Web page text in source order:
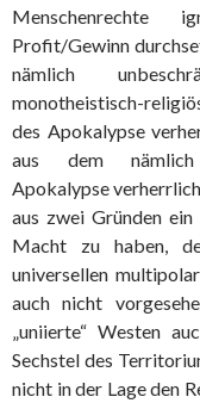
Menschenrechte
Profit/Gewinn
nämlich
monotheistisch-
des Apokalypse
aus dem nämlich
Apokalypse
aus zwei Gründen
Macht zu haben,
universellen
auch nicht
„uniierte“ Westen
Sechstel des
nicht in der Lage den